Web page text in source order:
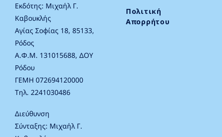
Εκδότης: Μιχαήλ Γ.
Καβουκλής
Αγίας Σοφίας 18, 85133,
Ρόδος
Α.Φ.Μ. 131015688, ΔΟΥ
Ρόδου
ΓΕΜΗ 072694120000
Τηλ. 2241030486
Διεύθυνση
Σύνταξης: Μιχαήλ Γ.
Πολιτική
Απορρήτου